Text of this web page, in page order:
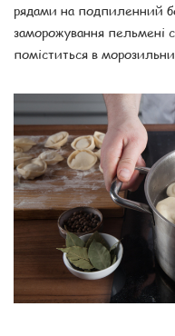
рядами на подпиленний
заморожування пельмені
поміститься в